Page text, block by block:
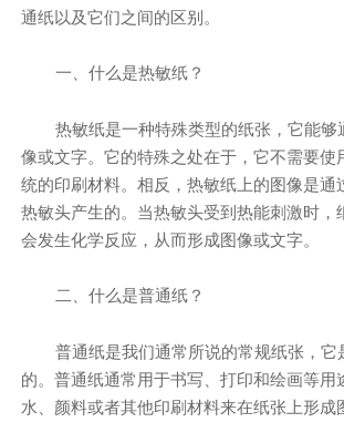
通纸以及它们之间的区别。
一、什么是热敏纸？
热敏纸是一种特殊类型的纸张，它能够
像或文字。它的特殊之处在于，它不需要使
统的印刷材料。相反，热敏纸上的图像是通
热敏头产生的。当热敏头受到热能刺激时，
会发生化学反应，从而形成图像或文字。
二、什么是普通纸？
普通纸是我们通常所说的常规纸张，它
的。普通纸通常用于书写、打印和绘画等用
水、颜料或者其他印刷材料来在纸张上形成